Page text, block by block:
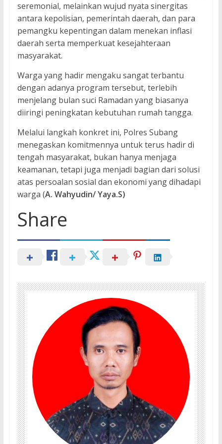
seremonial, melainkan wujud nyata sinergitas
antara kepolisian, pemerintah daerah, dan para
pemangku kepentingan dalam menekan inflasi
daerah serta memperkuat kesejahteraan
masyarakat.
Warga yang hadir mengaku sangat terbantu
dengan adanya program tersebut, terlebih
menjelang bulan suci Ramadan yang biasanya
diiringi peningkatan kebutuhan rumah tangga.
Melalui langkah konkret ini, Polres Subang
menegaskan komitmennya untuk terus hadir di
tengah masyarakat, bukan hanya menjaga
keamanan, tetapi juga menjadi bagian dari solusi
atas persoalan sosial dan ekonomi yang dihadapi
warga (A. Wahyudin/ Yaya.S)
Share